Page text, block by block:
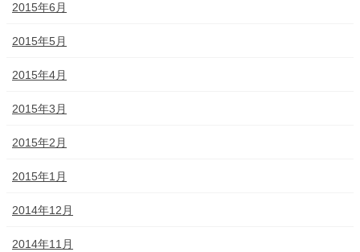
2015年6月
2015年5月
2015年4月
2015年3月
2015年2月
2015年1月
2014年12月
2014年11月